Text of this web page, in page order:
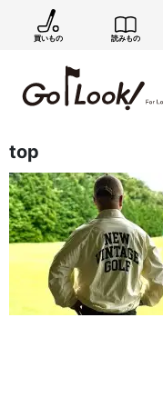
買いもの 読みもの
top